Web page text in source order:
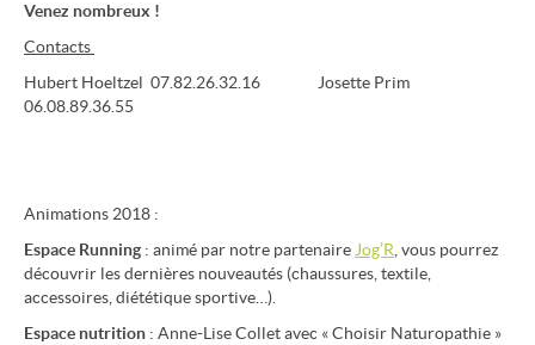
Venez nombreux !
Contacts
Hubert Hoeltzel 07.82.26.32.16 Josette Prim
06.08.89.36.55
Animations 2018 :
Espace Running : animé par notre partenaireJog’R, vous pourrez
découvrir les dernières nouveautés (chaussures, textile,
accessoires, diététique sportive…).
Espace nutrition : Anne-Lise Collet avec « Choisir Naturopathie »